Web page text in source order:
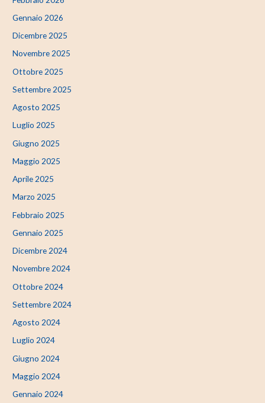
Gennaio 2026
Dicembre 2025
Novembre 2025
Ottobre 2025
Settembre 2025
Agosto 2025
Luglio 2025
Giugno 2025
Maggio 2025
Aprile 2025
Marzo 2025
Febbraio 2025
Gennaio 2025
Dicembre 2024
Novembre 2024
Ottobre 2024
Settembre 2024
Agosto 2024
Luglio 2024
Giugno 2024
Maggio 2024
Gennaio 2024